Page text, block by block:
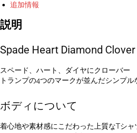
シ
ャ
ツ
ニ
ッ
ク
S~XXXL・
レ
デ
ィ
追加情報
説明
Spade Heart Diamond
スペード、ハート、ダイヤにクローバー
トランプの4つのマークが並んだシンプル
ボディについて
着心地や素材感にこだわった上質なTシャ